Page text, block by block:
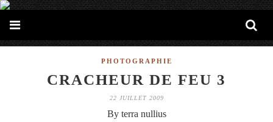
PHOTOGRAPHIE
CRACHEUR DE FEU 3
22 JUILLET 2009
By terra nullius